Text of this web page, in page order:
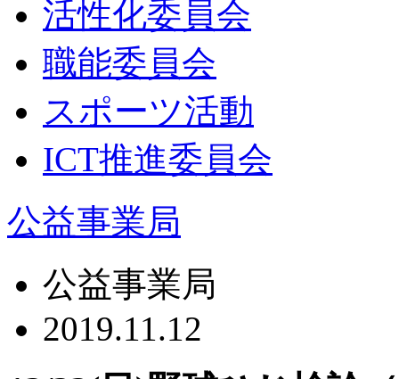
活性化委員会
職能委員会
スポーツ活動
ICT推進委員会
公益事業局
公益事業局
2019.11.12